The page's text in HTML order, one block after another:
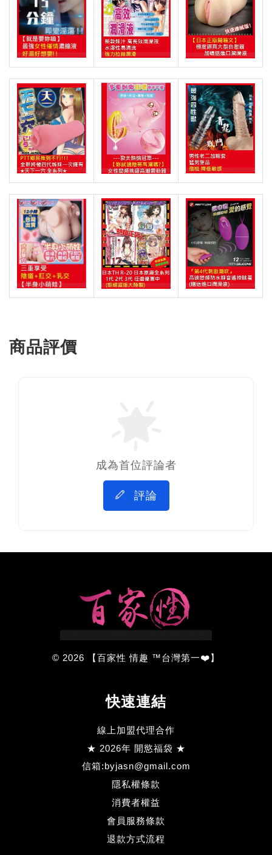
商品評價
成為首位評論者
評論
© 2026 【百家性 情趣 ™台灣第一❤️】
快速連結
線上加盟代理合作
★ 2026年 開慾福袋 ★
信箱:byjasn@gmail.com
隱私權條款
消費者權益
會員服務條款
退款方式流程